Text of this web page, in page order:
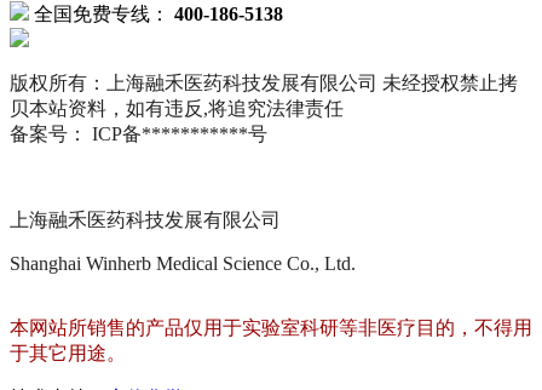
全国免费专线： 400-186-5138
版权所有：上海融禾医药科技发展有限公司 未经授权禁止拷
贝本站资料，如有违反,将追究法律责任
备案号： ICP备***********号
上海融禾医药科技发展有限公司
Shanghai Winherb Medical Science Co., Ltd.
本网站所销售的产品仅用于实验室科研等非医疗目的，不得用
于其它用途。